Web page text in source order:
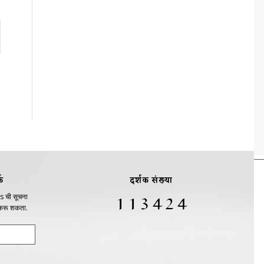
ची सूचना
शकता.
दर्शक संख्या